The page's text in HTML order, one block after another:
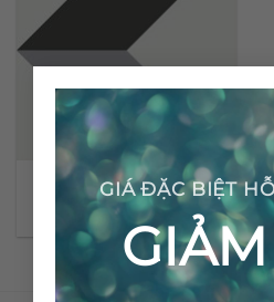
GIÁ ĐẶC BIỆT
GIẢM
Gạch bông cổ điển CTS
148.1